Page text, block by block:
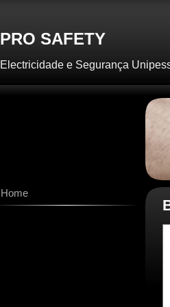
PRO SAFETY
Electricidade e Segurança
Home